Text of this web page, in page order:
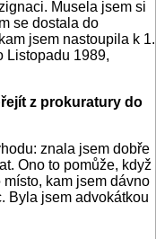
Musela jsem si
se dostala do
jsem nastoupila k 1.
Listopadu 1989,
z prokuratury do
znala jsem dobře
Ono to pomůže, když
kam jsem dávno
Byla jsem advokátkou